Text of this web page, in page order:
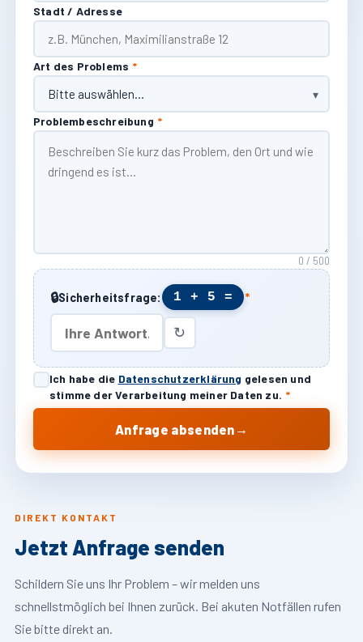
DIREKT KONTAKT
Jetzt Anfrage senden
Schildern Sie uns Ihr Problem – wir melden uns
schnellstmöglich bei Ihnen zurück. Bei akuten Notfällen rufen
Sie bitte direkt an.
Stadt / Adresse
Art des Problems *
Problembeschreibung *
0 / 500
🔒Sicherheitsfrage: 1 + 5 = *
↻
Ich habe die Datenschutzerklärung gelesen und
stimme der Verarbeitung meiner Daten zu. *
Anfrage absenden →